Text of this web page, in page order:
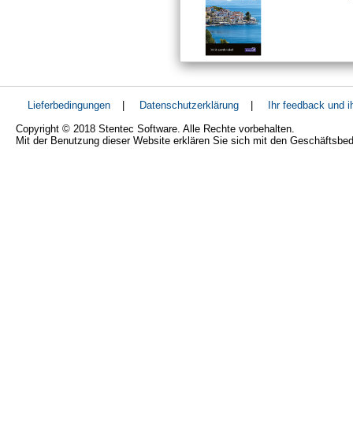
Lieferbedingungen | Datenschutzerklärung |
Ihr feedback und
Copyright © 2018 Stentec Software. Alle Rechte vorbehalten.
Mit der Benutzung dieser Website erklären Sie sich mit den